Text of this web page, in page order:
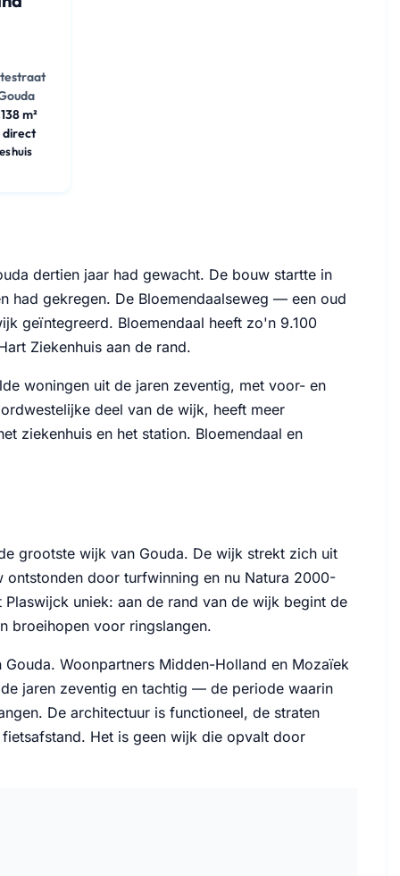
138 m²
direct
dertien jaar had gewacht. De bouw startte in
had gekregen. De Bloemendaalseweg — een oud
geïntegreerd. Bloemendaal heeft zo'n 9.100
Ziekenhuis aan de rand.
woningen uit de jaren zeventig, met voor- en
deel van de wijk, heeft meer
ziekenhuis en het station. Bloemendaal en
grootste wijk van Gouda. De wijk strekt zich uit
ontstonden door turfwinning en nu Natura 2000-
uniek: aan de rand van de wijk begint de
broeihopen voor ringslangen.
Woonpartners Midden-Holland en Mozaïek
jaren zeventig en tachtig — de periode waarin
De architectuur is functioneel, de straten
Het is geen wijk die opvalt door